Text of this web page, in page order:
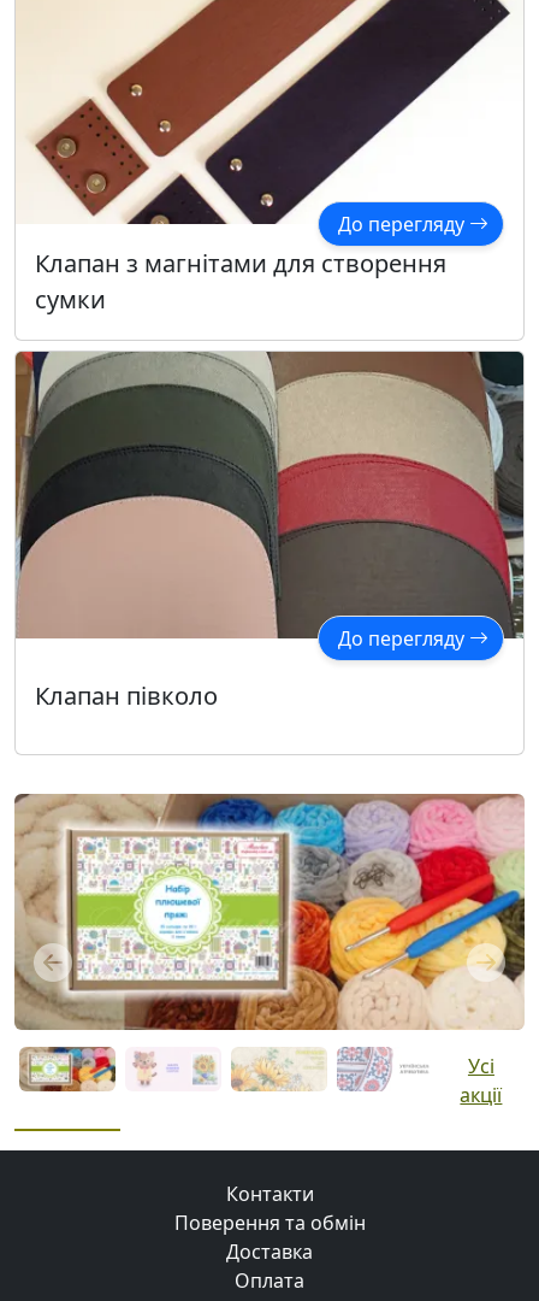
До перегляду
Клапан з магнітами для створення
сумки
До перегляду
Клапан півколо
Previous Next
Усі
акції
Контакти
Поверення та обмін
Доставка
Оплата